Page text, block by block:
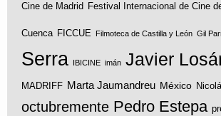
Cine de Madrid Festival Internacional de Cine
Cuenca FICCUE Filmoteca de Castilla y León Gil
Serra IBICINE imán Javier
MADRIFF Marta Jaumandreu México
octubremente Pedro Estepa